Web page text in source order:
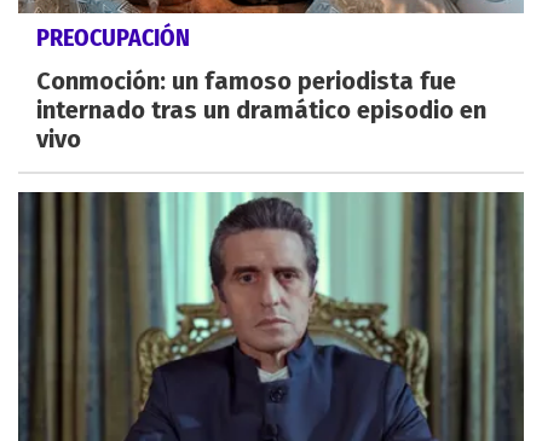
PREOCUPACIÓN
Conmoción: un famoso periodista fue
internado tras un dramático episodio en
vivo